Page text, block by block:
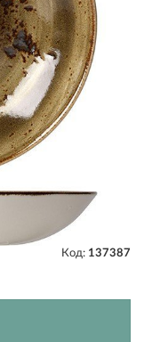
Код: 137387